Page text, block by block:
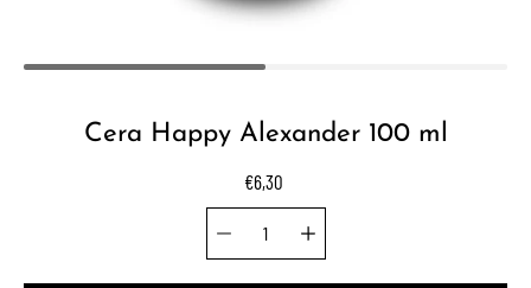
Cera Happy Alexander 100 ml
€6,30
Select
Quantity selector